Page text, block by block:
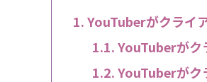
YouTuberがクライ
YouTuberがク
YouTuberがク